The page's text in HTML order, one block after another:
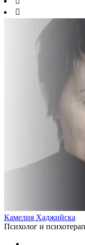
Камелия Хаджийска
Психолог и